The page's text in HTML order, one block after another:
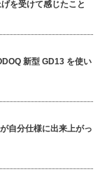
を受けて感じたこと
新型 GD13 を使い
自分仕様に出来上がっ